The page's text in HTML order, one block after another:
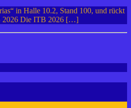
in Halle 10.2, Stand 100, und rückt
2026 Die ITB 2026 […]